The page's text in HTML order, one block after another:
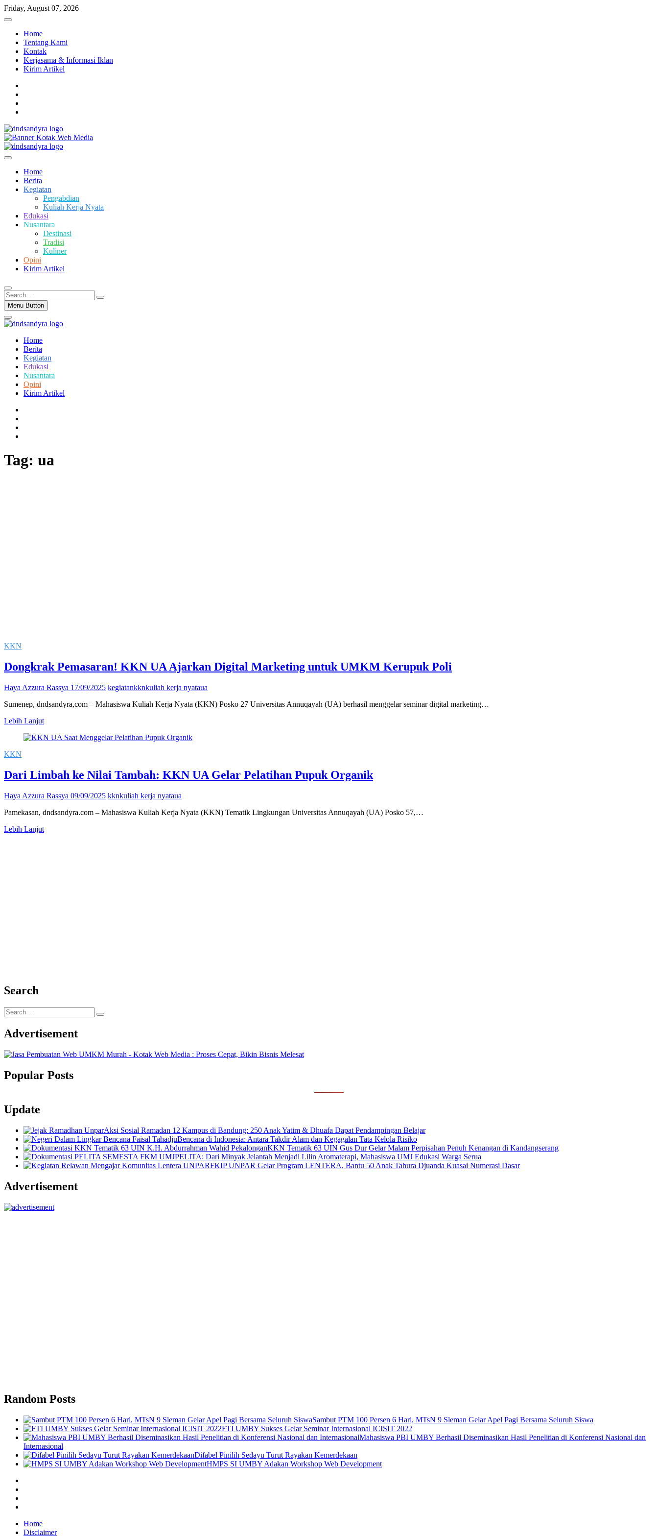
Skip
to
Friday, August 07, 2026
Home
Tentang Kami
Kontak
Kerjasama & Informasi Iklan
Kirim Artikel
DnD Sandy Ra
Dari Kami Untuk Negeri
Home
Berita
Kegiatan
Pengabdian
Kuliah Kerja Nyata
Edukasi
Nusantara
Destinasi
Tradisi
Kuliner
Opini
Kirim Artikel
Search
…Menu Button
Home
Berita
Kegiatan
Edukasi
Nusantara
Opini
Kirim Artikel
Tag: ua
KKN
Dongkrak Pemasaran! KKN UA Ajarkan Digital Marketing untuk UMKM Kerupuk Poli
Haya Azzura Rassya 17/09/2025 kegiatankknkuliah kerja nyataua
Sumenep, dndsandyra,com – Mahasiswa Kuliah Kerja Nyata (KKN) Posko 27 Universitas Annuqayah (UA) berhasil menggelar seminar digital marketing…
Lebih LanjutDongkrak
KKN
Marketing
untuk
Kerupuk
Poli
KKN
Dari Limbah ke Nilai Tambah: KKN UA Gelar Pelatihan Pupuk Organik
Haya Azzura Rassya 09/09/2025 kknkuliah kerja nyataua
Pamekasan, dndsandyra.com – Mahasiswa Kuliah Kerja Nyata (KKN) Tematik Lingkungan Universitas Annuqayah (UA) Posko 57,…
Lebih LanjutDari
Search
Search
…
Advertisement
Popular Posts
Update
Aksi Sosial Ramadan 12 Kampus di Bandung: 250 Anak Yatim & Dhuafa Dapat Pendampingan Belajar
Bencana di Indonesia: Antara Takdir Alam dan Kegagalan Tata Kelola Risiko
KKN Tematik 63 UIN Gus Dur Gelar Malam Perpisahan Penuh Kenangan di Kandangserang
PELITA: Dari Minyak Jelantah Menjadi Lilin Aromaterapi, Mahasiswa UMJ Edukasi Warga Serua
FKIP UNPAR Gelar Program LENTERA, Bantu 50 Anak Tahura Djuanda Kuasai Numerasi Dasar
Advertisement
Random Posts
Sambut PTM 100 Persen 6 Hari, MTsN 9 Sleman Gelar Apel Pagi Bersama Seluruh Siswa
FTI UMBY Sukses Gelar Seminar Internasional ICISIT 2022
Mahasiswa PBI UMBY Berhasil Diseminasikan Hasil Penelitian di Konferensi Nasional dan
Internasional
Difabel Pinilih Sedayu Turut Rayakan Kemerdekaan
HMPS SI UMBY Adakan Workshop Web Development
Home
Disclaimer